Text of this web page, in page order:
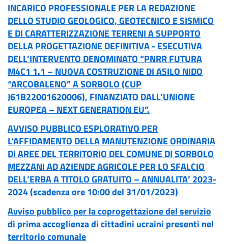
INCARICO PROFESSIONALE PER LA REDAZIONE
DELLO STUDIO GEOLOGICO, GEOTECNICO E SISMICO
E DI CARATTERIZZAZIONE TERRENI A SUPPORTO
DELLA PROGETTAZIONE DEFINITIVA - ESECUTIVA
DELL’INTERVENTO DENOMINATO “PNRR FUTURA
M4C1 1.1 – NUOVA COSTRUZIONE DI ASILO NIDO
“ARCOBALENO” A SORBOLO (CUP
J61B22001620006), FINANZIATO DALL’UNIONE
EUROPEA – NEXT GENERATION EU”.
AVVISO PUBBLICO ESPLORATIVO PER
L'AFFIDAMENTO DELLA MANUTENZIONE ORDINARIA
DI AREE DEL TERRITORIO DEL COMUNE DI SORBOLO
MEZZANI AD AZIENDE AGRICOLE PER LO SFALCIO
DELL’ERBA A TITOLO GRATUITO – ANNUALITA’ 2023-
2024 (scadenza ore 10:00 del 31/01/2023)
Avviso pubblico per la coprogettazione del servizio
di prima accoglienza di cittadini ucraini presenti nel
territorio comunale